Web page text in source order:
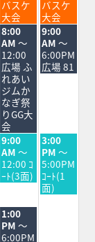
月
29th
2026
バスケ
大会
月
30th
2026
バスケ
大会
土
曜
日,
8
月
29th
2026
8:00
AM ～
12:00
広場 ふ
れあい
ジムか
なぎ祭
りGG大
会
日
曜
日,
8
月
9:00
AM ～
6:00PM
広場 81
土
曜
日,
8
月
2026
9:00
AM ～
12:00 ｺ
ｰﾄ(3面)
日
曜
日,
8
月
30th
3:00
PM ～
5:00PM
ｺｰﾄ(1
面)
土
曜
日,
1:00
PM ～
6:00PM